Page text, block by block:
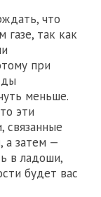
что
газе, так как
при
меньше.
эти
связанные
а затем —
в ладоши,
будет вас